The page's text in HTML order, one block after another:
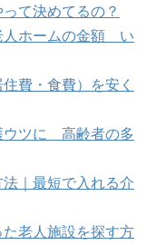
て決めてるの？
人ホームの金額 い
費・食費）を安く
ウツに 高齢者の多
｜最短で入れる介
老人施設を探す方